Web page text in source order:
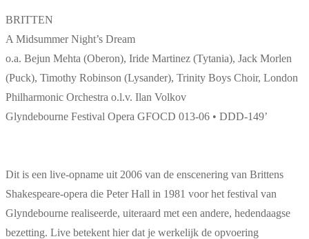
BRITTEN
A Midsummer Night’s Dream
o.a. Bejun Mehta (Oberon), Iride Martinez (Tytania), Jack Morlen
(Puck), Timothy Robinson (Lysander), Trinity Boys Choir, London
Philharmonic Orchestra o.l.v. Ilan Volkov
Glyndebourne Festival Opera GFOCD 013-06 • DDD-149’
Dit is een live-opname uit 2006 van de enscenering van Brittens
Shakespeare-opera die Peter Hall in 1981 voor het festival van
Glyndebourne realiseerde, uiteraard met een andere, hedendaagse
bezetting. Live betekent hier dat je werkelijk de opvoering